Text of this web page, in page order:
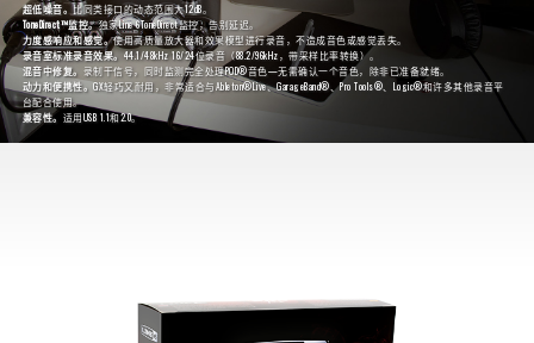
超低噪音。比同类接口的动态范围大12dB。
ToneDirect™监控。独家Line 6ToneDirect监控，告别延迟。
力度感响应和感觉。使用高质量放大器和效果模型进行录音，不造成音色或感觉丢失。
录音室标准录音效果。44.1/48kHz 16/24位录音（88.2/96kHz，带采样比率转换）。
混音中修复。 录制干信号，同时监测完全处理POD®音色—无需确认一个音色，除非已准备就绪。
动力和便携性。GX轻巧又耐用，非常适合与Ableton®Live、GarageBand®、Pro Tools®、Logic®和许多其他录音平
台配合使用。
兼容性。 适用USB 1.1和2.0。